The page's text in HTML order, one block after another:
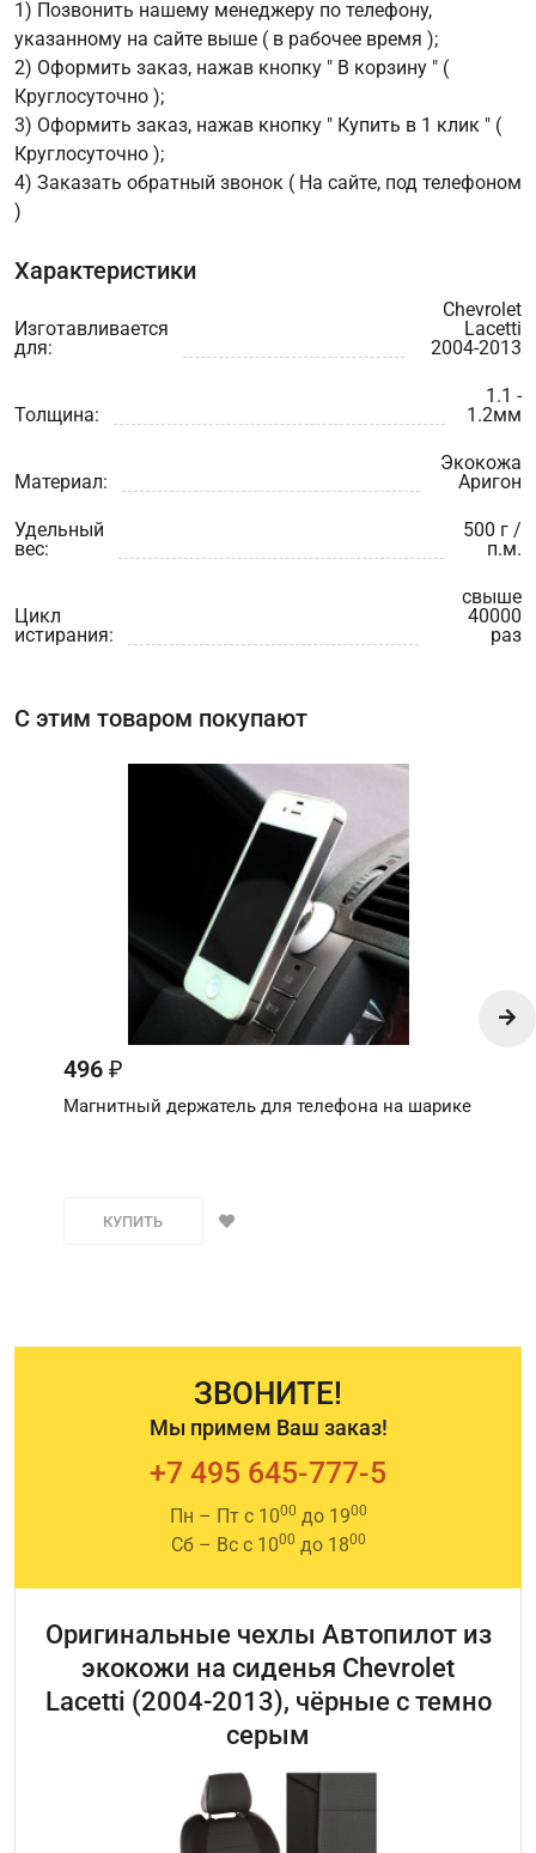
1) Позвонить нашему менеджеру по телефону,
указанному на сайте выше ( в рабочее время );
2) Оформить заказ, нажав кнопку " В корзину " (
Круглосуточно );
3) Оформить заказ, нажав кнопку " Купить в 1 клик " (
Круглосуточно );
4) Заказать обратный звонок ( На сайте, под телефоном
)
Характеристики
Изготавливается
для:
Chevrolet
Lacetti
2004-2013
Толщина:
1.1 -
1.2мм
Материал:
Экокожа
Аригон
Удельный
вес:
500 г /
п.м.
Цикл
истирания:
свыше
40000
раз
С этим товаром покупают
496 ₽
Магнитный держатель для телефона на шарике
КУПИТЬ
ЗВОНИТЕ!
Мы примем Ваш заказ!
+7 495 645-777-5
Пн – Пт с 1000 до 1900
Сб – Вс с 1000 до 1800
Оригинальные чехлы Автопилот из
экокожи на сиденья Chevrolet
Lacetti (2004-2013), чёрные с темно
серым